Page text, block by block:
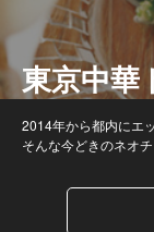
東京中華
2014年から都内にエ
そんな今どきのネオ